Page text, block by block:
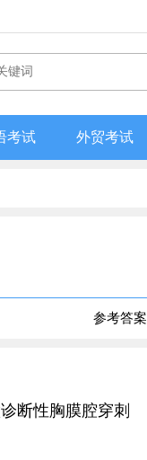
考试 外贸考试
参考答案
断性胸膜腔穿刺